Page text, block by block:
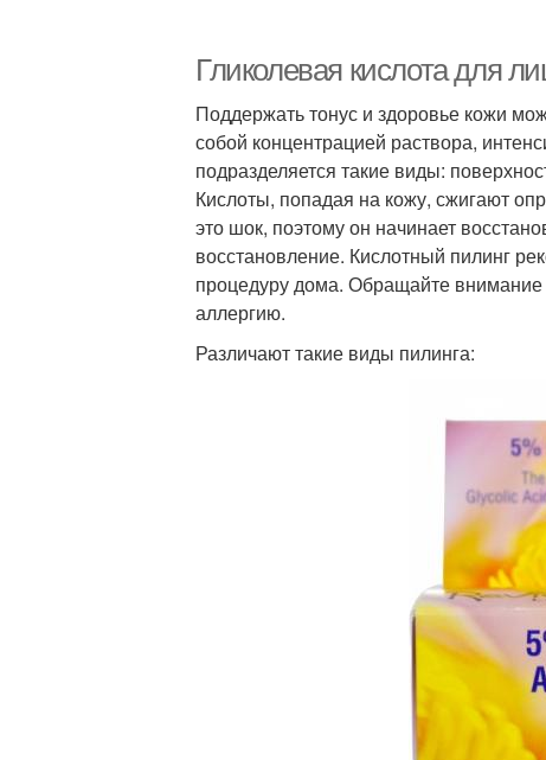
Гликолевая кислота для
Поддержать тонус и здоровье кожи
собой концентрацией раствора,
подразделяется такие виды:
Кислоты, попадая на кожу, сжигают
это шок, поэтому он начинает
восстановление. Кислотный пилинг
процедуру дома. Обращайте внимание
аллергию.
Различают такие виды пилинга: